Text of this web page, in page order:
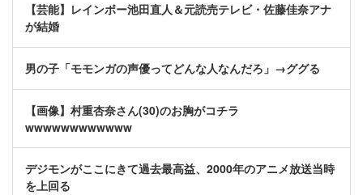
【芸能】レインボー池田直人＆元読売テレビ・佐藤佳奈アナ
が結婚
男の子「モモンガの声優ってどんな人なんだろ」→ググる
【画像】村重杏奈さん(30)のお胸がコチラ
wwwwwwwwwwww
デジモンがここにきて過去最高益、2000年のアニメ放送当時
を上回る